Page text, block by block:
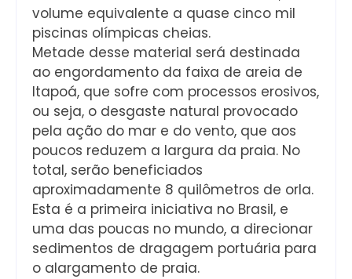
volume equivalente a quase cinco mil
piscinas olímpicas cheias.
Metade desse material será destinada
ao engordamento da faixa de areia de
Itapoá, que sofre com processos erosivos,
ou seja, o desgaste natural provocado
pela ação do mar e do vento, que aos
poucos reduzem a largura da praia. No
total, serão beneficiados
aproximadamente 8 quilômetros de orla.
Esta é a primeira iniciativa no Brasil, e
uma das poucas no mundo, a direcionar
sedimentos de dragagem portuária para
o alargamento de praia.